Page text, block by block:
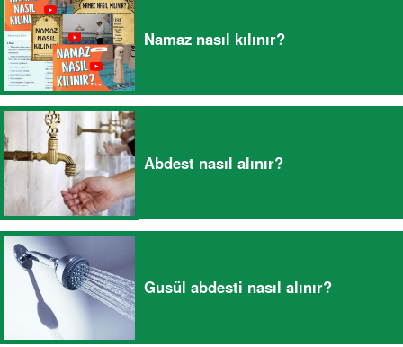
Namaz nasıl kılınır?
Abdest nasıl alınır?
Gusül abdesti nasıl alınır?